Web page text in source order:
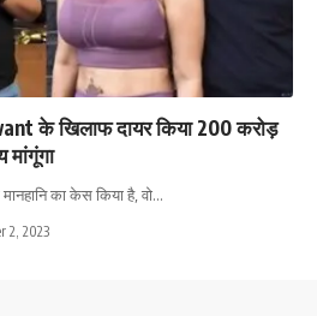
के खिलाफ दायर किया 200 करोड़
मांगूंगा
का केस किया है, वो…
2, 2023